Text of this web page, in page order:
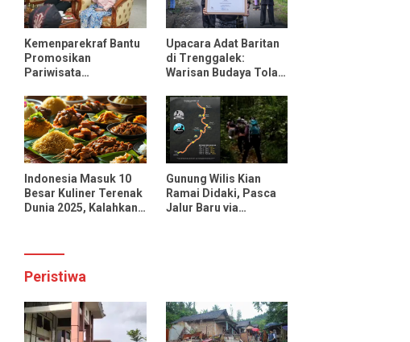
Kemenparekraf Bantu
Promosikan
Pariwisata
Trip Bersama
Influencer dan Media
Nasional
Upacara Adat Baritan
di Trenggalek:
Warisan Budaya Tolak
Lewat Festival Desa
Indonesia Masuk 10
Besar Kuliner Terenak
Dunia 2025, Kalahkan
Gunung Wilis Kian
Ramai Didaki, Pasca
Jalur Baru via
Peristiwa